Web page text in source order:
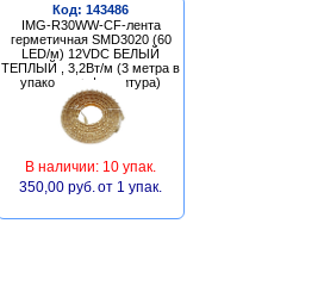
Код: 143486
IMG-R30WW-CF-лента
герметичная SMD3020 (60
LED/м) 12VDC БЕЛЫЙ
ТЕПЛЫЙ , 3,2Вт/м (3 метра в
упаковке + фурнитура)
В наличии: 10 упак.
350,00 руб. от 1 упак.